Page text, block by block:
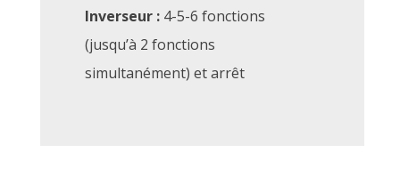
Inverseur : 4-5-6 fonctions
(jusqu’à 2 fonctions
simultanément) et arrêt